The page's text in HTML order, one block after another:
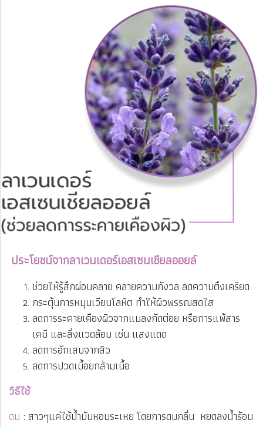
ประโยชน์จากลาเวนเดอร์เอสเซนเชียลออยล์
ช่วยให้รู้สึกผ่อนคลาย คลายความกังวล ลดความตึงเครียด
กระตุ้นการหมุนเวียนโลหิต ทำให้ผิวพรรณสดใส
ลดการระคายเคืองผิวจากแมลงกัดต่อย หรือการแพ้สาร
เคมี และสิ่งแวดล้อม เช่น แสงแดด
ลดการอักเสบจากสิว
ลดการปวดเมื้อยกล้ามเนื้อ
วิธีใช้
ดม : สาวๆแค่ใช้น้ำมันหอมระเหย โดยการดมกลิ่น หยดลงน้ำร้อน